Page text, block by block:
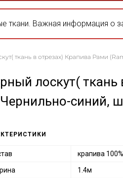
ткани. Важная информация о
ткань в отрезах) Крапива Рами
лоскут( ткань
синий,
крапива 100%
1.4м